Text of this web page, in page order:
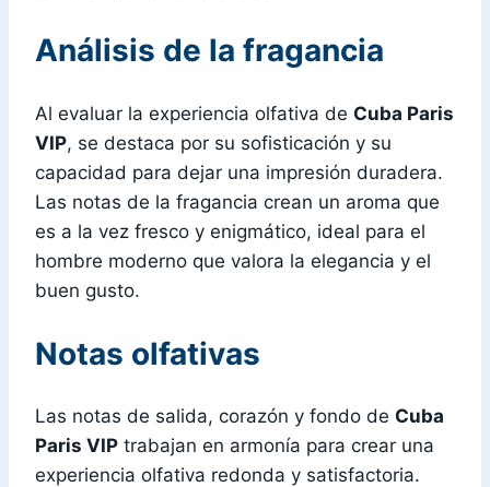
Análisis de la fragancia
Al evaluar la experiencia olfativa de Cuba Paris
VIP, se destaca por su sofisticación y su
capacidad para dejar una impresión duradera.
Las notas de la fragancia crean un aroma que
es a la vez fresco y enigmático, ideal para el
hombre moderno que valora la elegancia y el
buen gusto.
Notas olfativas
Las notas de salida, corazón y fondo de Cuba
Paris VIP trabajan en armonía para crear una
experiencia olfativa redonda y satisfactoria.